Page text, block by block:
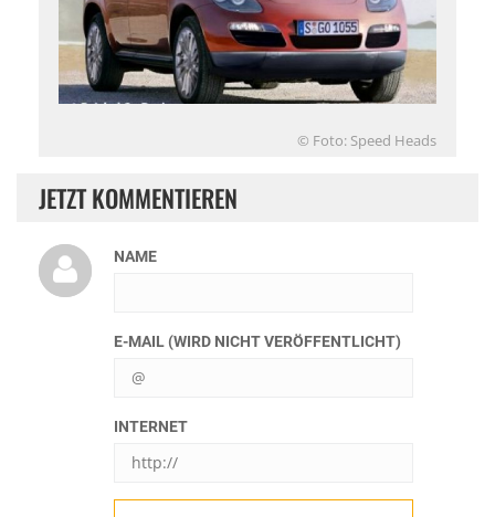
© Foto: Speed Heads
JETZT KOMMENTIEREN
NAME
E-MAIL (WIRD NICHT VERÖFFENTLICHT)
INTERNET